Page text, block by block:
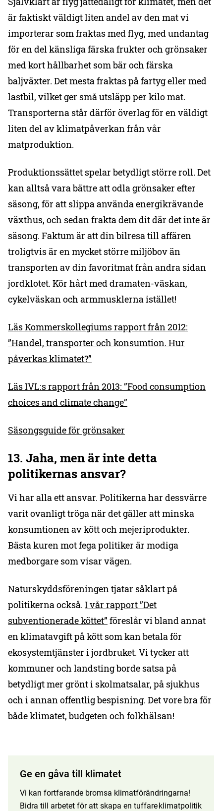
är faktiskt väldigt liten andel av den mat vi
importerar som fraktas med flyg, med undantag
för en del känsliga färska frukter och grönsaker
med kort hållbarhet som bär och färska
baljväxter. Det mesta fraktas på fartyg eller med
lastbil, vilket ger små utsläpp per kilo mat.
Transporterna står därför överlag för en väldigt
liten del av klimatpåverkan från vår
matproduktion.
Produktionssättet spelar betydligt större roll. Det
kan alltså vara bättre att odla grönsaker efter
säsong, för att slippa använda energikrävande
växthus, och sedan frakta dem dit där det inte är
säsong. Faktum är att din bilresa till affären
troligtvis är en mycket större miljöbov än
transporten av din favoritmat från andra sidan
jordklotet. Kör hårt med dramaten-väskan,
cykelväskan och armmusklerna istället!
Läs Kommerskollegiums rapport från 2012:
”Handel, transporter och konsumtion. Hur
påverkas klimatet?”
Läs IVL:s rapport från 2013: ”Food consumption
choices and climate change”
Säsongsguide för grönsaker
13. Jaha, men är inte detta
politikernas ansvar?
Vi har alla ett ansvar. Politikerna har dessvärre
varit ovanligt tröga när det gäller att minska
konsumtionen av kött och mejeriprodukter.
Bästa kuren mot fega politiker är modiga
medborgare som visar vägen.
Naturskyddsföreningen tjatar såklart på
politikerna också. I vår rapport ”Det
subventionerade köttet” föreslår vi bland annat
en klimatavgift på kött som kan betala för
ekosystemtjänster i jordbruket. Vi tycker att
kommuner och landsting borde satsa på
betydligt mer grönt i skolmatsalar, på sjukhus
och i annan offentlig bespisning. Det vore bra för
både klimatet, budgeten och folkhälsan!
Ge en gåva till klimatet
Vi kan fortfarande bromsa klimatförändringarna!
Bidra till arbetet för att skapa en tuffare klimatpolitik